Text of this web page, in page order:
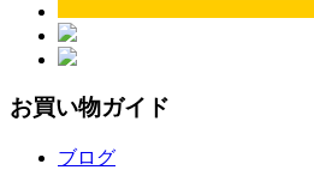
お買い物ガイド
ブログ